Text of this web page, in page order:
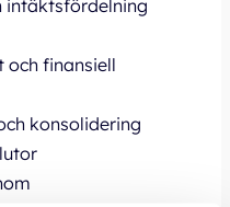
intäktsfördelning
och finansiell
konsolidering